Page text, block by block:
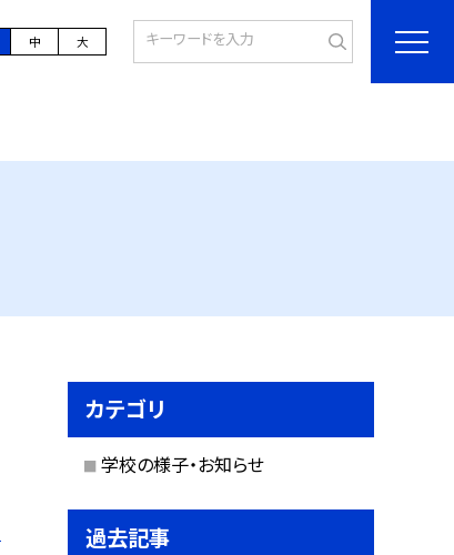
中 大
カテゴリ
学校の様子・お知らせ
過去記事